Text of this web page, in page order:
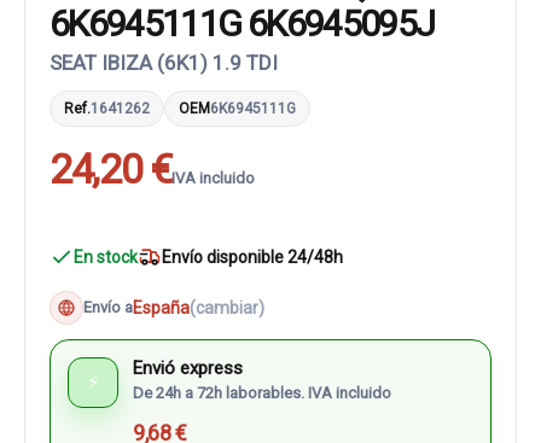
6K6945111G 6K6945095J
SEAT IBIZA (6K1) 1.9 TDI
Ref.1641262 OEM6K6945111G
24,20 €IVA incluido
En stock Envío disponible 24/48h
Envío aEspaña(cambiar)
⚡
Envió express
De 24h a 72h laborables. IVA incluido
9,68 €